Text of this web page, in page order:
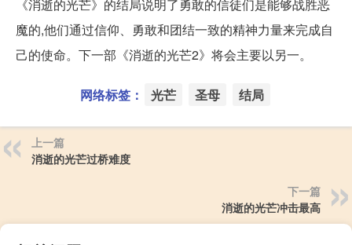
《消逝的光芒》的结局说明了勇敢的信徒们是能够战胜恶
魔的,他们通过信仰、勇敢和团结一致的精神力量来完成自
己的使命。下一部《消逝的光芒2》将会主要以另一。
网络标签： 光芒 圣母 结局
上一篇
消逝的光芒过桥难度
下一篇
消逝的光芒冲击最高